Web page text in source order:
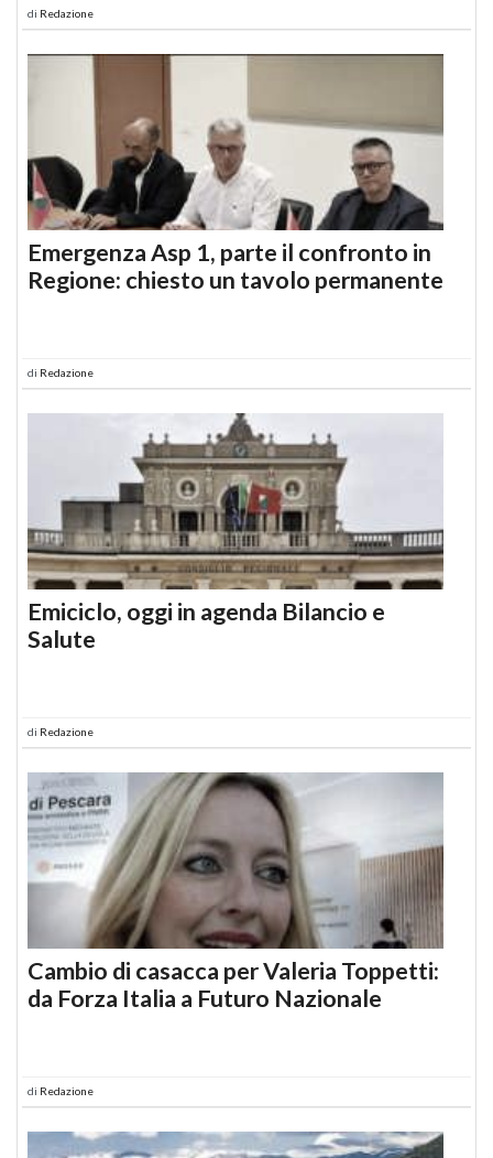
di Redazione
Emergenza Asp 1, parte il confronto in
Regione: chiesto un tavolo permanente
di Redazione
Emiciclo, oggi in agenda Bilancio e
Salute
di Redazione
Cambio di casacca per Valeria Toppetti:
da Forza Italia a Futuro Nazionale
di Redazione